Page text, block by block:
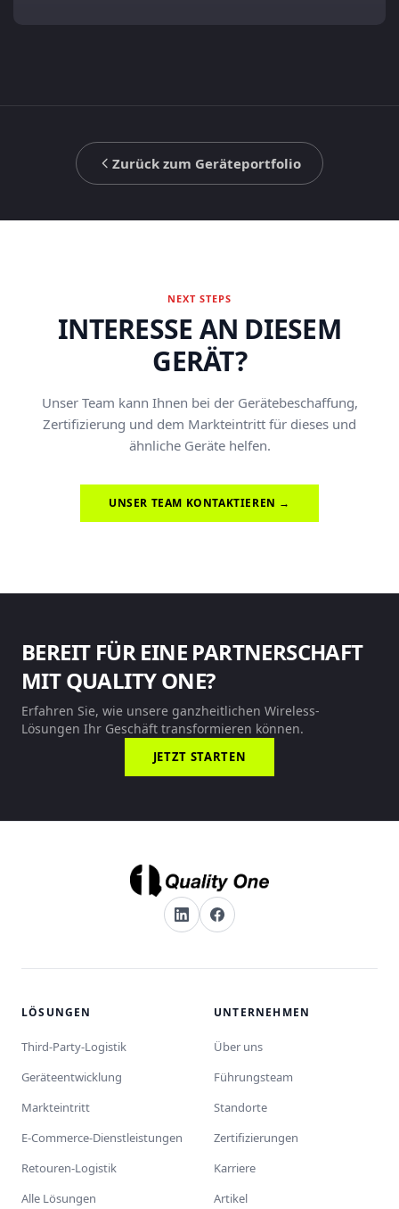
Zurück zum Geräteportfolio
NEXT STEPS
INTERESSE AN DIESEM
GERÄT?
Unser Team kann Ihnen bei der Gerätebeschaffung,
Zertifizierung und dem Markteintritt für dieses und
ähnliche Geräte helfen.
UNSER TEAM KONTAKTIEREN →
BEREIT FÜR EINE PARTNERSCHAFT
MIT QUALITY ONE?
Erfahren Sie, wie unsere ganzheitlichen Wireless-
Lösungen Ihr Geschäft transformieren können.
JETZT STARTEN
LÖSUNGEN
Third-Party-Logistik
Geräteentwicklung
Markteintritt
E-Commerce-Dienstleistungen
Retouren-Logistik
Alle Lösungen
UNTERNEHMEN
Über uns
Führungsteam
Standorte
Zertifizierungen
Karriere
Artikel